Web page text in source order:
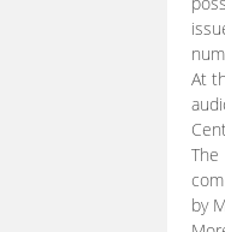
At
The
by